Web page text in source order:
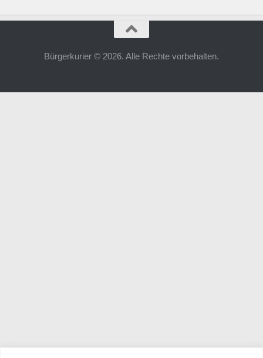
Bürgerkurier © 2026. Alle Rechte vorbehalten.